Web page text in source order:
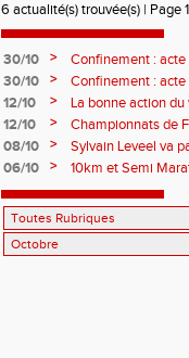
6 actualité(s) trouvée(s) | Page
30/10 >
Confinement : acte
30/10
>
Confinement : acte
12/10
>
La bonne action
12/10
>
Championnats de
08/10
>
Sylvain Leveel va
06/10
> 10km et Semi